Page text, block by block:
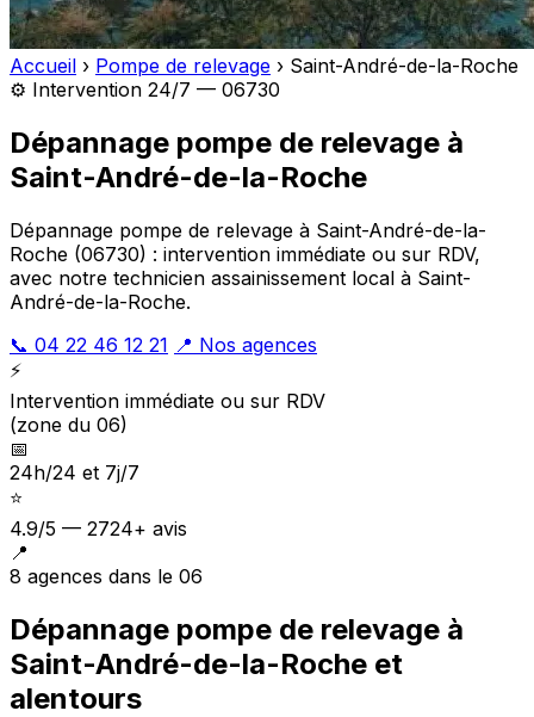
Accueil › Pompe de relevage › Saint-André-de-la-Roche
⚙️ Intervention 24/7 — 06730
Dépannage pompe de relevage à
Saint-André-de-la-Roche
Dépannage pompe de relevage à Saint-André-de-la-
Roche (06730) : intervention immédiate ou sur RDV,
avec notre technicien assainissement local à Saint-
André-de-la-Roche.
📞 04 22 46 12 21 📍 Nos agences
⚡
Intervention immédiate ou sur RDV
(zone du 06)
📅
24h/24 et 7j/7
⭐
4.9/5 — 2724+ avis
📍
8 agences dans le 06
Dépannage pompe de relevage à
Saint-André-de-la-Roche et
alentours